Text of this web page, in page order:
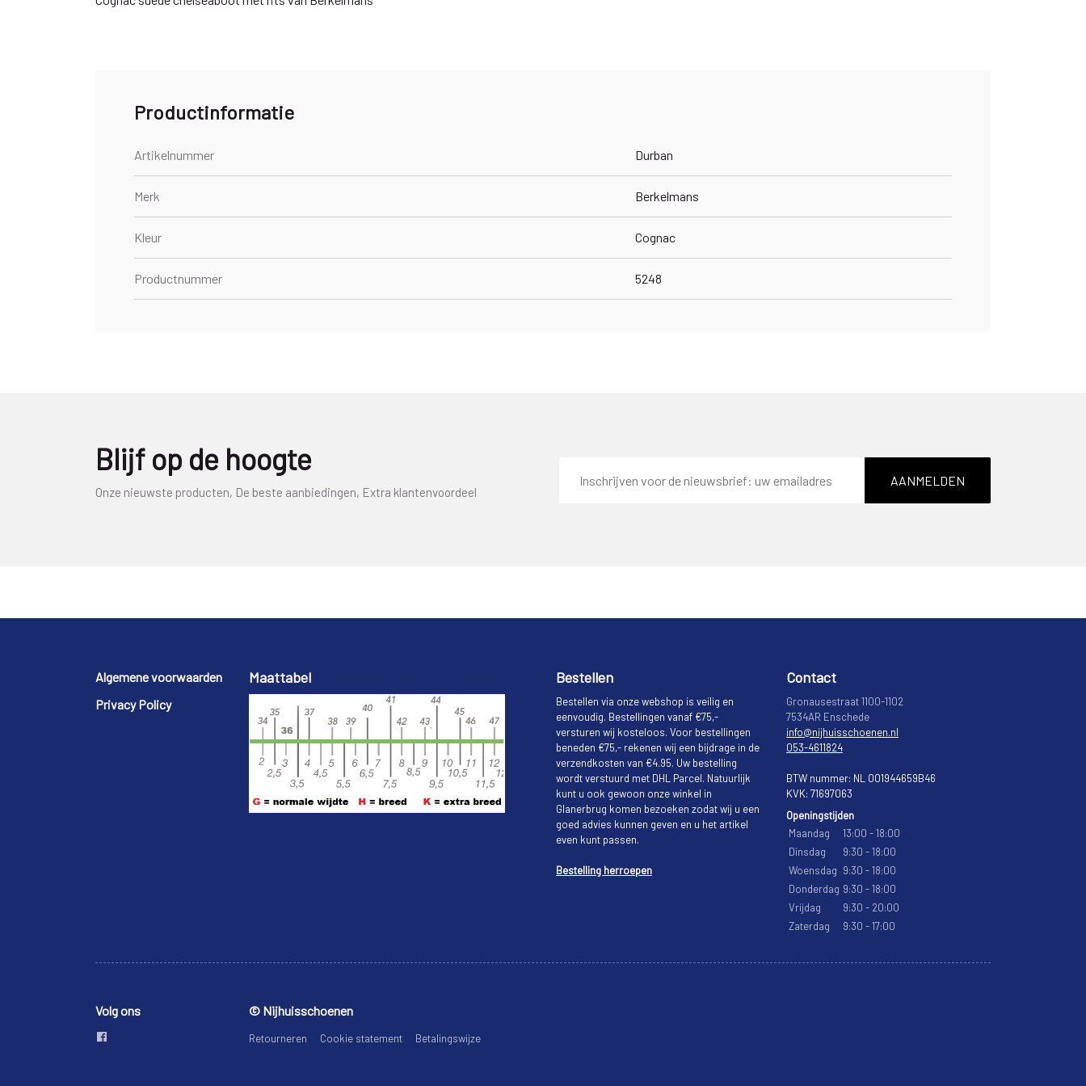
Productinformatie
Artikelnummer Durban
Merk Berkelmans
Kleur Cognac
Productnummer 5248
Blijf op de hoogte
Onze nieuwste producten, De beste aanbiedingen, Extra klantenvoordeel
mailadres
AANMELDEN
Footer
Algemene voorwaarden
Privacy Policy
Maattabel Bestellen
Bestellen via onze webshop is veilig en
eenvoudig. Bestellingen vanaf €75,-
versturen wij kosteloos. Voor bestellingen
beneden €75,- rekenen wij een bijdrage in de
verzendkosten van €4.95. Uw bestelling
wordt verstuurd met DHL Parcel. Natuurlijk
kunt u ook gewoon onze winkel in
Glanerbrug komen bezoeken zodat wij u een
goed advies kunnen geven en u het artikel
even kunt passen.
Bestelling herroepen
Contact
Gronausestraat 1100-1102
7534AR Enschede
info@nijhuisschoenen.nl
053-4611824
BTW nummer: NL 001944659B46
KVK: 71697063
Openingstijden
Maandag
13:00 - 18:00
Dinsdag
9:30 - 18:00
Woensdag 9:30 - 18:00
Donderdag 9:30 - 18:00
Vrijdag
9:30 - 20:00
Zaterdag
9:30 - 17:00
Volg ons © Nijhuisschoenen
Retourneren Cookie statement Betalingswijze